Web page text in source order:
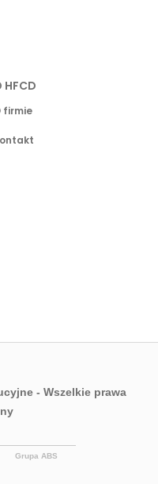
HFCD
firmie
- Wszelkie prawa
Grupa ABS